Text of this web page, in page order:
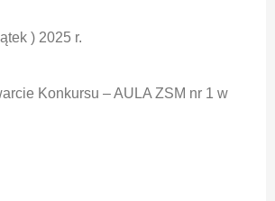
) 2025 r.
Konkursu – AULA ZSM nr 1 w